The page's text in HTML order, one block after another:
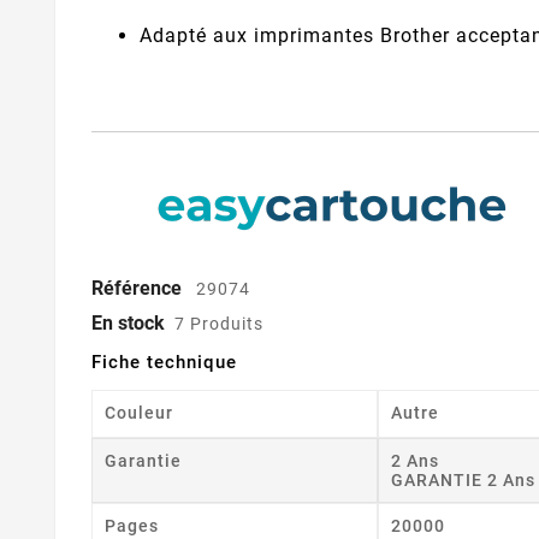
Adapté aux imprimantes Brother
Référence 29074
En stock 7 Produits
Fiche technique
Couleur Autre
Garantie
2 Ans
GARANTIE 2 Ans
Pages 20000